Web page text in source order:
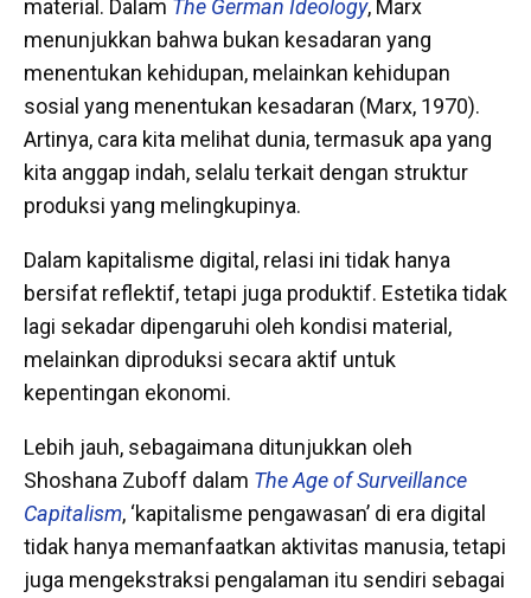
material. Dalam The German Ideology, Marx
menunjukkan bahwa bukan kesadaran yang
menentukan kehidupan, melainkan kehidupan
sosial yang menentukan kesadaran (Marx, 1970).
Artinya, cara kita melihat dunia, termasuk apa yang
kita anggap indah, selalu terkait dengan struktur
produksi yang melingkupinya.
Dalam kapitalisme digital, relasi ini tidak hanya
bersifat reflektif, tetapi juga produktif. Estetika tidak
lagi sekadar dipengaruhi oleh kondisi material,
melainkan diproduksi secara aktif untuk
kepentingan ekonomi.
Lebih jauh, sebagaimana ditunjukkan oleh
Shoshana Zuboff dalam The Age of Surveillance
Capitalism, ‘kapitalisme pengawasan’ di era digital
tidak hanya memanfaatkan aktivitas manusia, tetapi
juga mengekstraksi pengalaman itu sendiri sebagai